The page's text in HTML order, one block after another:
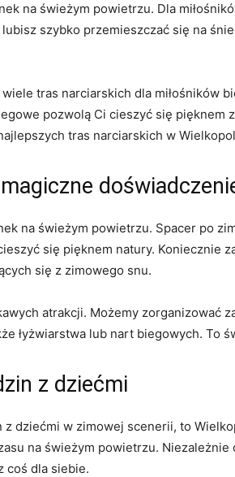
na świeżym powietrzu. Dla
szybko przemieszczać się na
tras narciarskich dla miłośników
pozwolą Ci cieszyć się
tras narciarskich w
na świeżym powietrzu. ⁤Spacer po
się pięknem natury. Koniecznie‌
się z zimowego snu.
atrakcji. ‍Możemy zorganizować
łyżwiarstwa lub nart biegowych. To
z dziećmi
dziećmi w zimowej scenerii, to‍
na świeżym powietrzu.
coś‌ dla siebie.